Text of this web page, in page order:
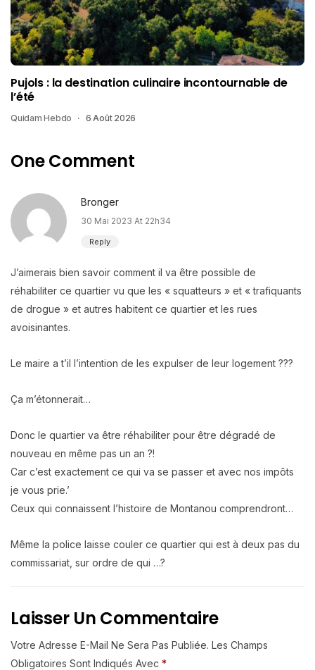
Pujols : la destination culinaire incontournable de
l’été
Quidam Hebdo 6 Août 2026
One Comment
Bronger
30 Mai 2023 At 22h34
Reply
J’aimerais bien savoir comment il va être possible de
réhabiliter ce quartier vu que les « squatteurs » et « trafiquants
de drogue » et autres habitent ce quartier et les rues
avoisinantes.
Le maire a t’il l’intention de les expulser de leur logement ???
Ça m’étonnerait…
Donc le quartier va être réhabiliter pour être dégradé de
nouveau en même pas un an ?!
Car c’est exactement ce qui va se passer et avec nos impôts
je vous prie.’
Ceux qui connaissent l’histoire de Montanou comprendront…
Même la police laisse couler ce quartier qui est à deux pas du
commissariat, sur ordre de qui …?
Laisser Un Commentaire
Votre Adresse E-Mail Ne Sera Pas Publiée. Les Champs
Obligatoires Sont Indiqués Avec *